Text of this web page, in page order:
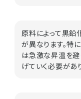
原料によって黒鉛
が異なります。特
は急激な昇温を避
げていく必要があ